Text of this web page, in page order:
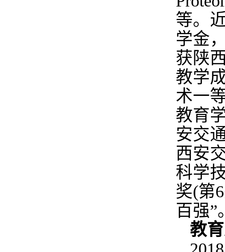
等。
学金
获陕
教学
术一
教育
安交
西安
科学
奖(第
百强”
教